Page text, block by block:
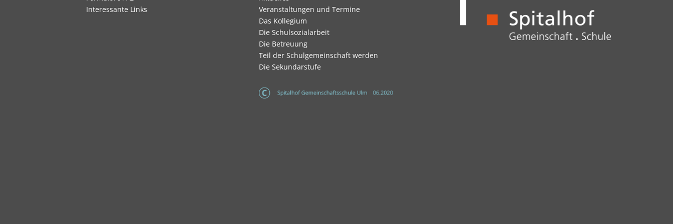
überspringen
Interessante Links
überspringen
Veranstaltungen und Termine
Das Kollegium
Die Schulsozialarbeit
Die Betreuung
Teil der Schulgemeinschaft werden
Die Sekundarstufe